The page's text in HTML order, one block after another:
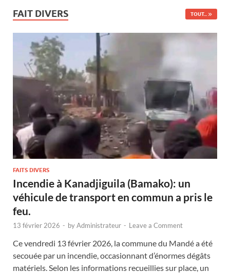
FAIT DIVERS TOUT...
FAITS DIVERS
Incendie à Kanadjiguila (Bamako): un
véhicule de transport en commun a pris le
feu.
13 février 2026 - byAdministrateur - Leave a Comment
Ce vendredi 13 février 2026, la commune du Mandé a été
secouée par un incendie, occasionnant d’énormes dégâts
matériels. Selon les informations recueillies sur place, un